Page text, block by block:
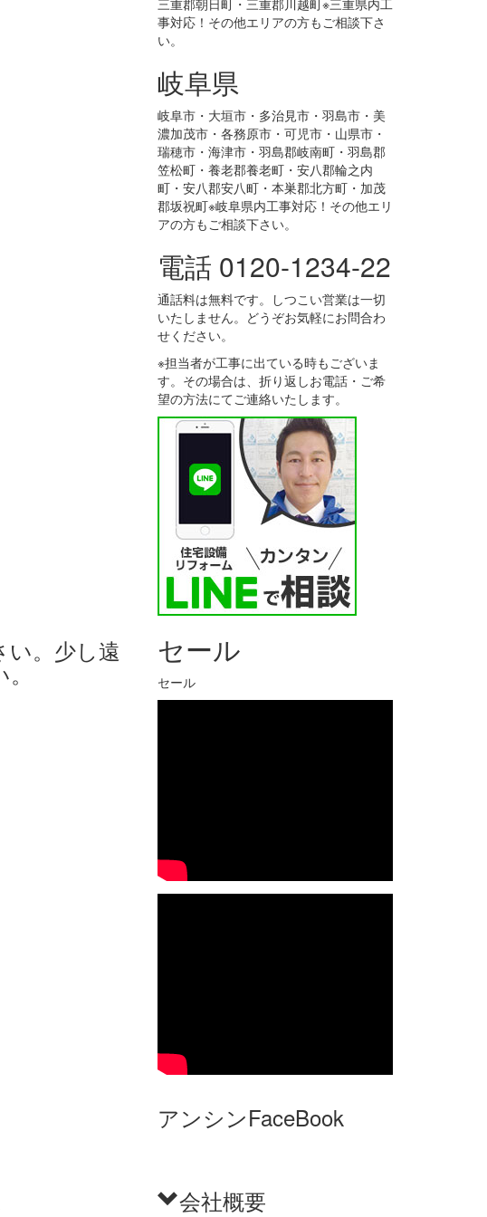
。少し遠
三重郡朝日町・三重郡川越町※三重県内工
事対応！その他エリアの方もご相談下さ
い。
岐阜県
岐阜市・大垣市・多治見市・羽島市・美
濃加茂市・各務原市・可児市・山県市・
瑞穂市・海津市・羽島郡岐南町・羽島郡
笠松町・養老郡養老町・安八郡輪之内
町・安八郡安八町・本巣郡北方町・加茂
郡坂祝町※岐阜県内工事対応！その他エリ
アの方もご相談下さい。
電話 0120-1234-22
通話料は無料です。しつこい営業は一切
いたしません。どうぞお気軽にお問合わ
せください。
※担当者が工事に出ている時もございま
す。その場合は、折り返しお電話・ご希
望の方法にてご連絡いたします。
セール
セール
アンシンFaceBook
会社概要